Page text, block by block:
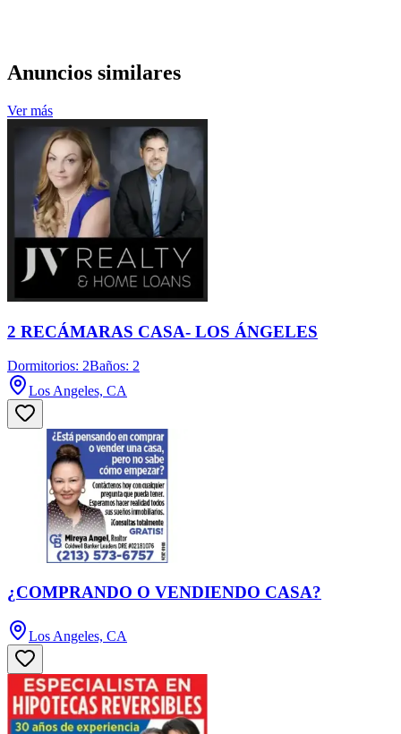
Anuncios similares
Ver más
2 RECÁMARAS CASA- LOS ÁNGELES
Dormitorios: 2Baños: 2
Los Angeles, CA
¿COMPRANDO O VENDIENDO CASA?
Los Angeles, CA